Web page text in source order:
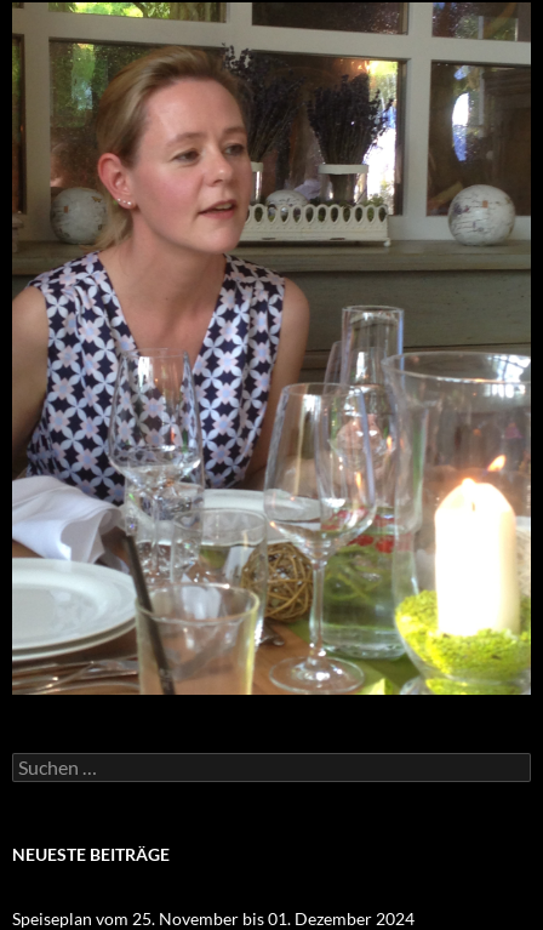
Suchen
nach:
NEUESTE BEITRÄGE
Speiseplan vom 25. November bis 01. Dezember 2024